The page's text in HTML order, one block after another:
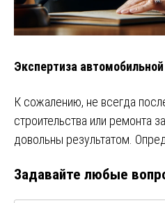
Экспертиза
К сожалению, не всегда
строительства или ремонта
довольны результатом.
Задавайте любые